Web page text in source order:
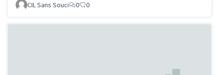
CIL Sans Souci
0 0